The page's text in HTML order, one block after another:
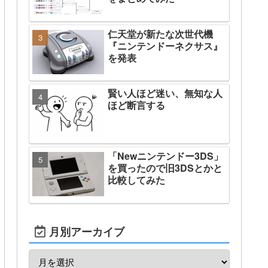
仁天堂が新たな次世代機
『ニンテンドーネクサス』
を発表
賢い人ほど迷い、無知な人
ほど断言する
「Newニンテンドー3DS」
を買ったので旧3DSとかと
比較してみた
月別アーカイブ